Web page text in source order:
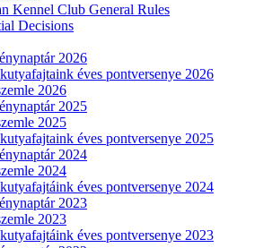
Kennel Club General Rules
Decisions
2026
éves pontversenye 2026
2026
2025
2025
éves pontversenye 2025
2024
2024
éves pontversenye 2024
2023
2023
éves pontversenye 2023